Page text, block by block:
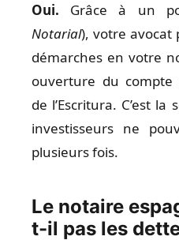
Oui. Grâce à un
Notarial), votre avocat
démarches en votre
ouverture du
de l’Escritura. C’est
investisseurs ne
plusieurs fois.
Le notaire
t-il pas les